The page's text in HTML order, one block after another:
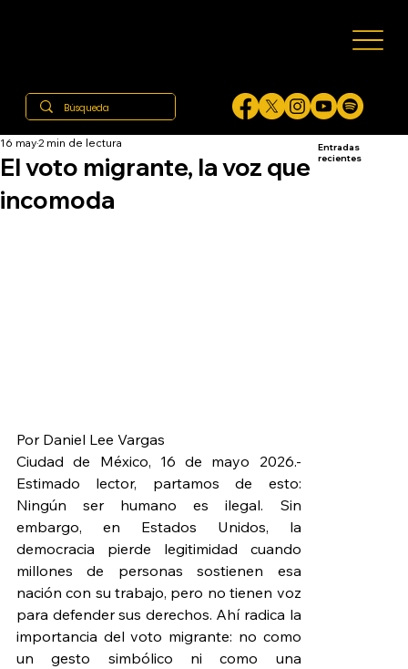
El voto migrante, la voz que
incomoda
16 may2 min de lectura
Por Daniel Lee Vargas
Ciudad de México, 16 de mayo 2026.-
Estimado lector, partamos de esto:
Ningún ser humano es ilegal. Sin
embargo, en Estados Unidos, la
democracia pierde legitimidad cuando
millones de personas sostienen esa
nación con su trabajo, pero no tienen voz
para defender sus derechos. Ahí radica la
importancia del voto migrante: no como
un gesto simbólico ni como una
Entradas
recientes